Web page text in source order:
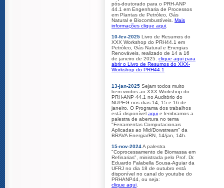
pós-doutorado para o PRH-ANP
44.1 em Engenharia de Processos
em Plantas de Petróleo, Gás
Natural e Biocombustíveis. Mais
informações clique aqui
10-fev-2025 Livro de Resumos do
XXX Workshop do PRH44.1 em
Petróleo, Gás Natural e Energias
Renováveis, realizado de 14 a 16
de janeiro de 2025. clique aqui para
abrir o Livro de Resumos do XXX-
Workshop do PRH44.1
13-jan-2025 Sejam todos muito
bem-vindos ao XXX-Workshop do
PRH-ANP 44.1 no Auditório do
NUPEG nos dias 14, 15 e 16 de
janeiro. O Programa dos trabalhos
está disponível aqui e lembramos a
palestra de abertura no tema
"Ferramentas Computacionais
Aplicadas ao Mid/Dowstream" da
BRAVA Energia/RN, 14/jan, 14h.
15-nov-2024A palestra
"Coprocessamento de Biomassa em
Refinarias", ministrada pelo Prof. Dr.
Eduardo Falabella Sousa-Aguiar da
UFRJ no dia 18 de outubro está
disponível no canal do youtube do
PRHANP44, ou seja:
clique aqui